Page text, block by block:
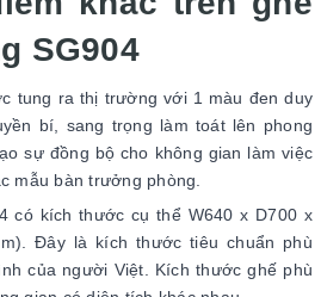
SG904
tung ra thị trường với 1 màu đen duy
bí, sang trọng làm toát lên phong
sự đồng bộ cho không gian làm việc
mẫu bàn trưởng phòng.
có kích thước cụ thể W640 x D700 x
Đây là kích thước tiêu chuẩn phù
của người Việt. Kích thước ghế phù